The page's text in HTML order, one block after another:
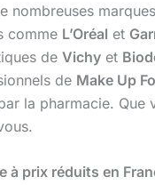
comme L’Oréal et
de Vichy et
de Make Up
la pharmacie. Que
à prix réduits en